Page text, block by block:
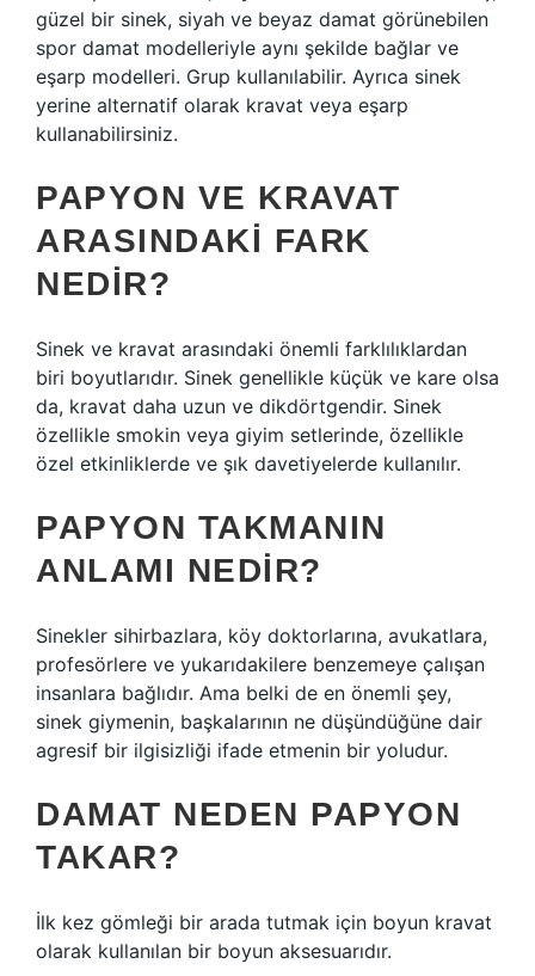
güzel bir sinek, siyah ve beyaz damat görünebilen
spor damat modelleriyle aynı şekilde bağlar ve
eşarp modelleri. Grup kullanılabilir. Ayrıca sinek
yerine alternatif olarak kravat veya eşarp
kullanabilirsiniz.
PAPYON VE KRAVAT
ARASINDAKI FARK
NEDIR?
Sinek ve kravat arasındaki önemli farklılıklardan
biri boyutlarıdır. Sinek genellikle küçük ve kare olsa
da, kravat daha uzun ve dikdörtgendir. Sinek
özellikle smokin veya giyim setlerinde, özellikle
özel etkinliklerde ve şık davetiyelerde kullanılır.
PAPYON TAKMANIN
ANLAMI NEDIR?
Sinekler sihirbazlara, köy doktorlarına, avukatlara,
profesörlere ve yukarıdakilere benzemeye çalışan
insanlara bağlıdır. Ama belki de en önemli şey,
sinek giymenin, başkalarının ne düşündüğüne dair
agresif bir ilgisizliği ifade etmenin bir yoludur.
DAMAT NEDEN PAPYON
TAKAR?
İlk kez gömleği bir arada tutmak için boyun kravat
olarak kullanılan bir boyun aksesuarıdır.